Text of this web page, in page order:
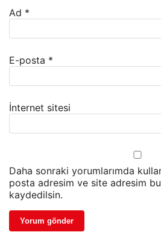
Ad *
E-posta *
İnternet sitesi
Daha sonraki yorumlarımda
posta adresim ve site adresim bu
kaydedilsin.